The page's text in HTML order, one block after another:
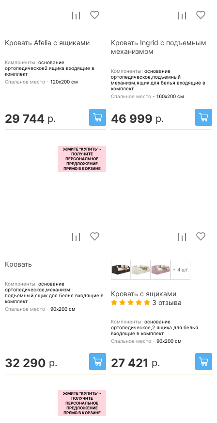
Кровать Afelia с ящиками
Компоненты: основание
ортопедическое2 ящика входящие в
комплект
Спальное место - 120х200 см
29 744 р.
Кровать Ingrid с подъемным
механизмом
Компоненты: основание
ортопедическое,подъемный
механизм,ящик для белья входящие в
комплект
Спальное место - 160х200 см
46 999 р.
Кровать
Компоненты: основание
ортопедическое,механизм
подъемный,ящик для белья входящие в
комплект
Спальное место - 90х200 см
32 290 р.
+ 4 шт.
Кровать с ящиками
3 отзыва
Компоненты: основание
ортопедическое,2 ящика для белья
входящие в комплект
Спальное место - 90х200 см
27 421 р.